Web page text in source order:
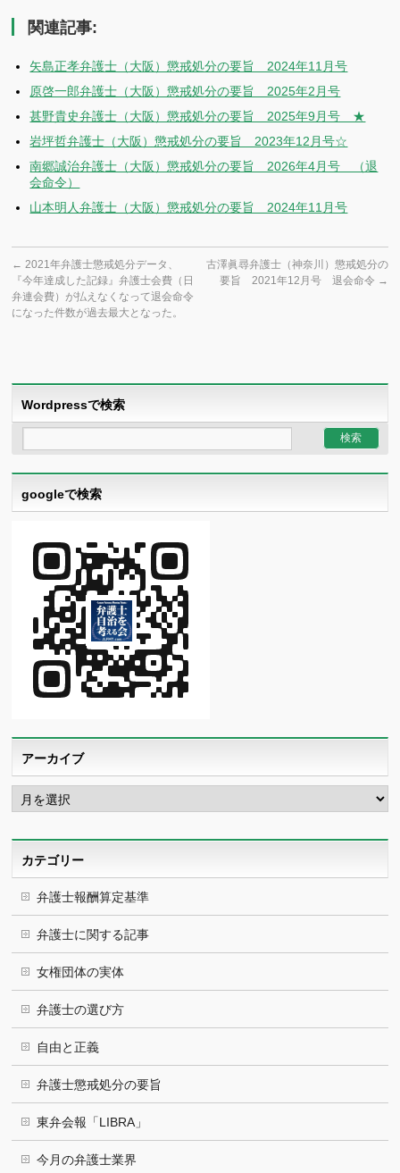
関連記事:
矢島正孝弁護士（大阪）懲戒処分の要旨 2024年11月号
原啓一郎弁護士（大阪）懲戒処分の要旨 2025年2月号
甚野貴史弁護士（大阪）懲戒処分の要旨 2025年9月号 ★
岩坪哲弁護士（大阪）懲戒処分の要旨 2023年12月号☆
南郷誠治弁護士（大阪）懲戒処分の要旨 2026年4月号 （退
会命令）
山本明人弁護士（大阪）懲戒処分の要旨 2024年11月号
← 2021年弁護士懲戒処分データ、
『今年達成した記録』弁護士会費（日
弁連会費）が払えなくなって退会命令
になった件数が過去最大となった。
古澤眞尋弁護士（神奈川）懲戒処分の
要旨 2021年12月号 退会命令 →
Wordpressで検索
googleで検索
アーカイブ
ア
ー
カ
カテゴリー
弁護士報酬算定基準
弁護士に関する記事
女権団体の実体
弁護士の選び方
自由と正義
弁護士懲戒処分の要旨
東弁会報「LIBRA」
今月の弁護士業界